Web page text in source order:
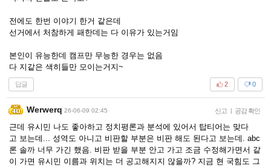
전에도 한번 이야기 한거 같은데
선거에서 처참하게 패한데는 다 이유가 있는거임
본인이 유능한데 캠프만 무능한 경우는 없음
다 지같은 색히들만 모이는거지~
답글 0
2
Werwerq 26-06-09 02:45 신고 | 공감 확인
근데 유시민 나도 좋아하고 정치평론과 분석에 있어서 탑티어는 맞다
고 보는데... 성역도 아니고 비판할 부분은 비판 해도 된다고 보는데. abc
론 솔까 너무 가긴 했음. 비판 받을 부분 안고 가고 조금 수정해가면서 같
이 가면 유시민 이름과 위치는 더 공고해지지 않을까? 지금 현 국힘도 그